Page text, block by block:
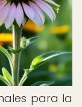
para la